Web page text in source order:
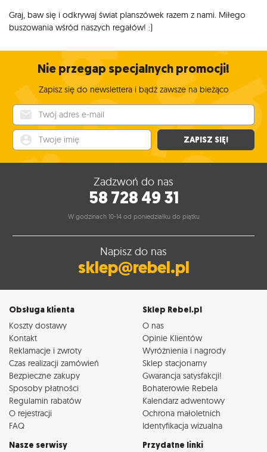
Graj, baw się i odkrywaj świat planszówek razem z nami. Miłego
buszowania wśród naszych regałów! :)
Nie przegap specjalnych promocji!
Zapisz się do newslettera i bądź zawsze na bieżąco
ZAPISZ SIĘ!
Zadzwoń do nas
58 728 49 31
W godzinach 10-14 od poniedziałku do piątku
Napisz do nas
sklep@rebel.pl
Obsługa klienta
Koszty dostawy
Kontakt
Reklamacje i zwroty
Czas realizacji zamówień
Bezpieczne zakupy
Sposoby płatności
Regulamin rabatów
O rejestracji
FAQ
Sklep Rebel.pl
O nas
Opinie Klientów
Wyróżnienia i nagrody
Sklep stacjonarny
Gwarancja satysfakcji!
Bohaterowie Rebela
Kalendarz adwentowy
Ochrona małoletnich
Identyfikacja wizualna
Nasze serwisy Przydatne linki